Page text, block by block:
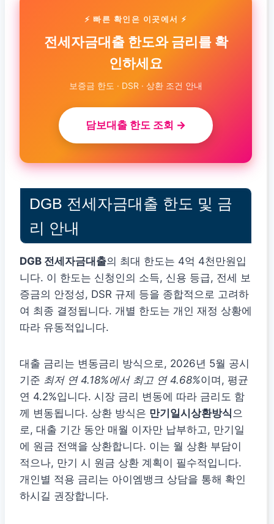
⚡ 빠른 확인은 이곳에서 ⚡
전세자금대출 한도와 금리를 확
인하세요
보증금 한도 · DSR · 상환 조건 안내
담보대출 한도 조회 →
DGB 전세자금대출 한도 및 금
리 안내
DGB 전세자금대출의 최대 한도는 4억 4천만원입
니다. 이 한도는 신청인의 소득, 신용 등급, 전세 보
증금의 안정성, DSR 규제 등을 종합적으로 고려하
여 최종 결정됩니다. 개별 한도는 개인 재정 상황에
따라 유동적입니다.
대출 금리는 변동금리 방식으로, 2026년 5월 공시
기준 최저 연 4.18%에서 최고 연 4.68%이며, 평균
연 4.2%입니다. 시장 금리 변동에 따라 금리도 함
께 변동됩니다. 상환 방식은 만기일시상환방식 으
로, 대출 기간 동안 매월 이자만 납부하고, 만기일
에 원금 전액을 상환합니다. 이는 월 상환 부담이
적으나, 만기 시 원금 상환 계획이 필수적입니다.
개인별 적용 금리는 아이엠뱅크 상담을 통해 확인
하시길 권장합니다.